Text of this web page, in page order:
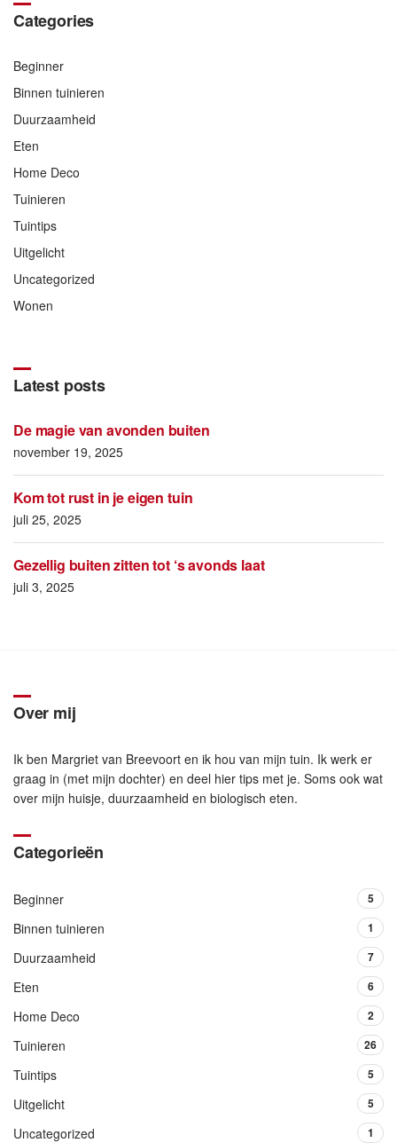
Categories
Beginner
Binnen tuinieren
Duurzaamheid
Eten
Home Deco
Tuinieren
Tuintips
Uitgelicht
Uncategorized
Wonen
Latest posts
De magie van avonden buiten
november 19, 2025
Kom tot rust in je eigen tuin
juli 25, 2025
Gezellig buiten zitten tot ‘s avonds laat
juli 3, 2025
Over mij
Ik ben Margriet van Breevoort en ik hou van mijn tuin. Ik werk er
graag in (met mijn dochter) en deel hier tips met je. Soms ook wat
over mijn huisje, duurzaamheid en biologisch eten.
Categorieën
Beginner 5
Binnen tuinieren 1
Duurzaamheid 7
Eten 6
Home Deco 2
Tuinieren 26
Tuintips 5
Uitgelicht 5
Uncategorized 1